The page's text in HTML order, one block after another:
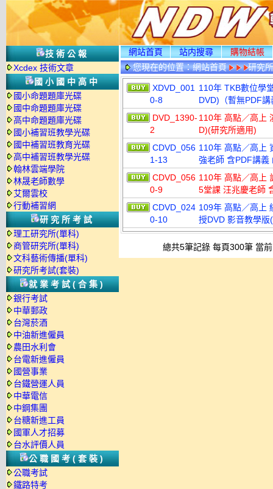
技術公報
Xcdex 技術文章
國小國中高中
國小命題題庫光碟
國中命題題庫光碟
高中命題題庫光碟
國小補習班教學光碟
國中補習班教育光碟
高中補習班教學光碟
翰林雲端學院
林晟老師數學
艾爾雲校
行動補習網
研究所考試
理工研究所(單科)
商管研究所(單科)
文科藝術傳播(單科)
研究所考試(套裝)
就業考試(合集)
銀行考試
中華郵政
台灣菸酒
中油新進僱員
農田水利會
台電新進僱員
國營事業
台鐵營運人員
中華電信
中鋼集團
台糖新進工員
國軍人才招募
台水評價人員
公職國考(套裝)
公職考試
鐵路特考
網站首頁 站内搜尋
購物結帳
您現在的位置：網站首頁 研究
XDVD_001
0-8
110年 TKB數位學
DVD)（暫無PDF講
DVD_1390-
2
110年 高點／高上
D)(研究所適用)
CDVD_056
1-13
110年 高點／高上
強老師 含PDF講義
CDVD_056
0-9
110年 高點／高上
5堂課 汪兆慶老師
CDVD_024
0-10
109年 高點／高上
授DVD 影音教學版
總共5筆記錄 每頁300筆 當